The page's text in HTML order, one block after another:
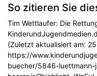
So zitieren Sie
Tim Wettlaufer: Die
(Zuletzt aktualisiert am:
https://
buecher/5846-